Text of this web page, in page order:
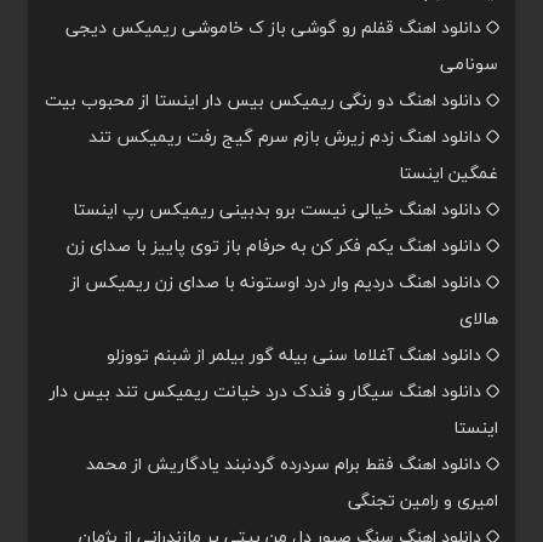
دانلود اهنگ قفلم رو گوشی باز ک خاموشی ریمیکس دیجی
سونامی
دانلود اهنگ دو رنگی ریمیکس بیس دار اینستا از محبوب بیت
دانلود اهنگ زدم زیرش بازم سرم گیج رفت ریمیکس تند
غمگین اینستا
دانلود اهنگ خیالی نیست برو بدبینی ریمیکس رپ اینستا
دانلود اهنگ یکم فکر کن به حرفام باز توی پاییز با صدای زن
دانلود اهنگ دردیم وار درد اوستونه با صدای زن ریمیکس از
هالای
دانلود اهنگ آغلاما سنی بیله گور بیلمر از شبنم تووزلو
دانلود اهنگ سیگار و فندک درد خیانت ریمیکس تند بیس دار
اینستا
دانلود اهنگ فقط برام سردرده گردنبند یادگاریش از محمد
امیری و رامین تجنگی
دانلود اهنگ سنگ صبور دل من بیتی پر مازندرانی از پژمان